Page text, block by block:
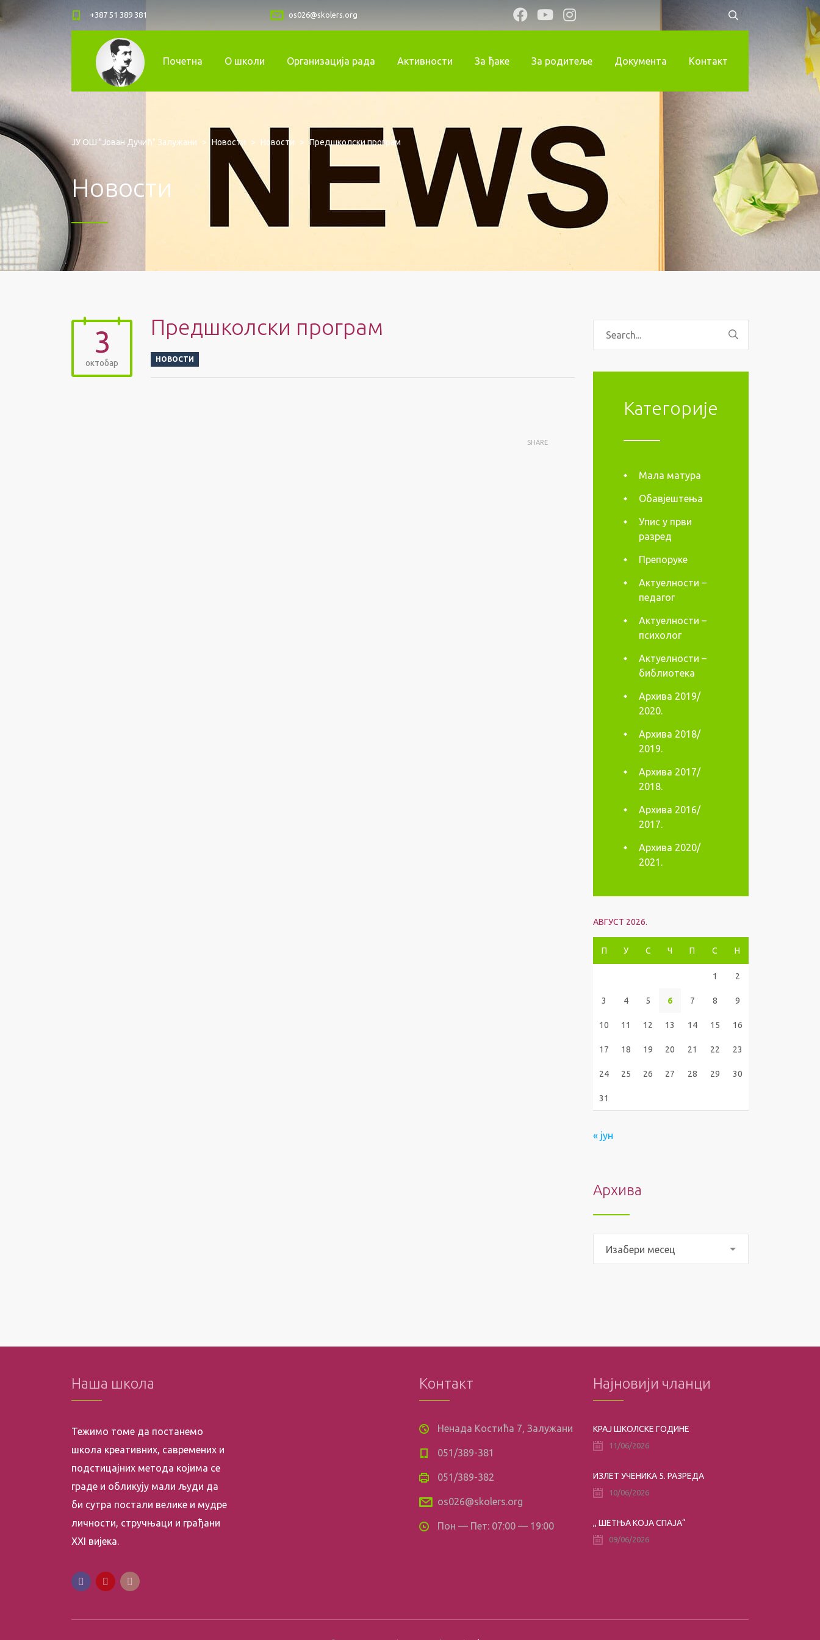
+387 51 389 381 os026@skolers.org
Почетна О школи Организација рада Активности За ђаке За родитеље Документа Контакт
ЈУ ОШ "Јован Дучић" Залужани > Новости > Новости > Предшколски програм
Новости
3
октобар
Предшколски програм
НОВОСТИ
SHARE
Категорије
Мала матура
Обавјештења
Упис у први
разред
Препоруке
Актуелности –
педагог
Актуелности –
психолог
Актуелности –
библиотека
Архива 2019/
2020.
Архива 2018/
2019.
Архива 2017/
2018.
Архива 2016/
2017.
Архива 2020/
2021.
АВГУСТ 2026.
П У С Ч П С Н
1 2
3 4 5 6 7 8 9
10 11 12 13 14 15 16
17 18 19 20 21 22 23
24 25 26 27 28 29 30
31
« јун
Архива
Изабери месец
Наша школа
Тежимо томе да постанемо
школа креативних, савремених и
подстицајних метода којима се
граде и обликују мали људи да
би сутра постали велике и мудре
личности, стручњаци и грађани
XXI вијека.
Контакт
Ненада Костића 7, Залужани
051/389-381
051/389-382
os026@skolers.org
Пон — Пет: 07:00 — 19:00
Најновији чланци
КРАЈ ШКОЛСКЕ ГОДИНЕ
11/06/2026
ИЗЛЕТ УЧЕНИКА 5. РАЗРЕДА
10/06/2026
,, ШЕТЊА КОЈА СПАЈА“
09/06/2026